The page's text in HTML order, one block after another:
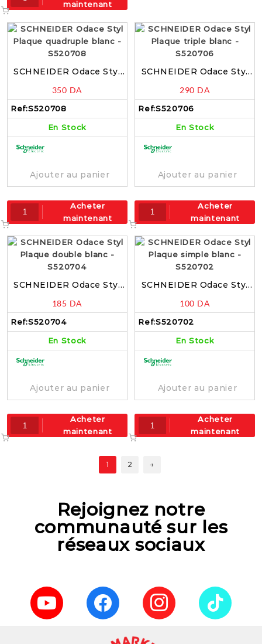
maintenant
SCHNEIDER Odace Styl
S520708
350 DA
Ref:S520708
En Stock
Ajouter au panier
Acheter
maintenant
SCHNEIDER Odace Styl
S520706
290 DA
Ref:S520706
En Stock
Ajouter au panier
Acheter
maintenant
SCHNEIDER Odace Styl
S520704
185 DA
Ref:S520704
En Stock
Ajouter au panier
Acheter
maintenant
SCHNEIDER Odace Styl
S520702
100 DA
Ref:S520702
En Stock
Ajouter au panier
Acheter
maintenant
1 2 →
Rejoignez notre
communauté sur les
réseaux sociaux